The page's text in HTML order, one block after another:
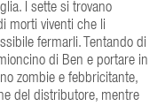
I sette si trovano
morti viventi che li
fermarli. Tentando di
di Ben e portare in
zombie e febbricitante,
del distributore, mentre